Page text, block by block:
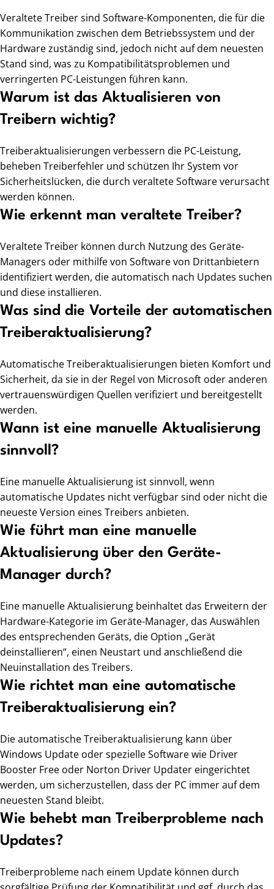
Veraltete Treiber sind Software-Komponenten, die für die
Kommunikation zwischen dem Betriebssystem und der
Hardware zuständig sind, jedoch nicht auf dem neuesten
Stand sind, was zu Kompatibilitätsproblemen und
verringerten PC-Leistungen führen kann.
Warum ist das Aktualisieren von
Treibern wichtig?
Treiberaktualisierungen verbessern die PC-Leistung,
beheben Treiberfehler und schützen Ihr System vor
Sicherheitslücken, die durch veraltete Software verursacht
werden können.
Wie erkennt man veraltete Treiber?
Veraltete Treiber können durch Nutzung des Geräte-
Managers oder mithilfe von Software von Drittanbietern
identifiziert werden, die automatisch nach Updates suchen
und diese installieren.
Was sind die Vorteile der automatischen
Treiberaktualisierung?
Automatische Treiberaktualisierungen bieten Komfort und
Sicherheit, da sie in der Regel von Microsoft oder anderen
vertrauenswürdigen Quellen verifiziert und bereitgestellt
werden.
Wann ist eine manuelle Aktualisierung
sinnvoll?
Eine manuelle Aktualisierung ist sinnvoll, wenn
automatische Updates nicht verfügbar sind oder nicht die
neueste Version eines Treibers anbieten.
Wie führt man eine manuelle
Aktualisierung über den Geräte-
Manager durch?
Eine manuelle Aktualisierung beinhaltet das Erweitern der
Hardware-Kategorie im Geräte-Manager, das Auswählen
des entsprechenden Geräts, die Option „Gerät
deinstallieren“, einen Neustart und anschließend die
Neuinstallation des Treibers.
Wie richtet man eine automatische
Treiberaktualisierung ein?
Die automatische Treiberaktualisierung kann über
Windows Update oder spezielle Software wie Driver
Booster Free oder Norton Driver Updater eingerichtet
werden, um sicherzustellen, dass der PC immer auf dem
neuesten Stand bleibt.
Wie behebt man Treiberprobleme nach
Updates?
Treiberprobleme nach einem Update können durch